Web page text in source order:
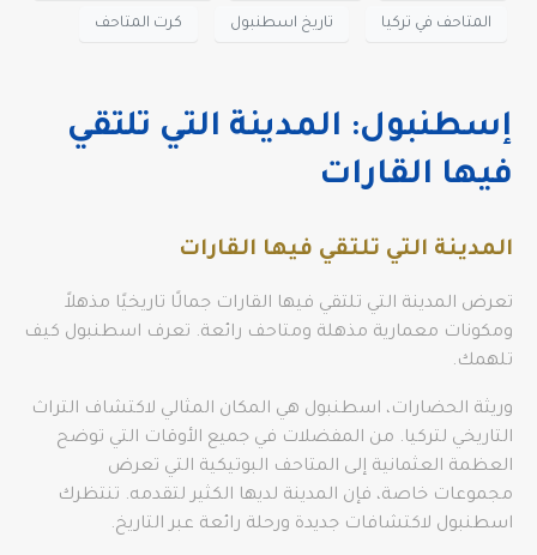
المتاحف في تركيا تاريخ اسطنبول كرت المتاحف
إسطنبول: المدينة التي تلتقي
فيها القارات
المدينة التي تلتقي فيها القارات
تعرض المدينة التي تلتقي فيها القارات جمالًا تاريخيًا مذهلاً
ومكونات معمارية مذهلة ومتاحف رائعة. تعرف اسطنبول كيف
تلهمك.
وريثة الحضارات، اسطنبول هي المكان المثالي لاكتشاف التراث
التاريخي لتركيا. من المفضلات في جميع الأوقات التي توضح
العظمة العثمانية إلى المتاحف البوتيكية التي تعرض
مجموعات خاصة، فإن المدينة لديها الكثير لتقدمه. تنتظرك
اسطنبول لاكتشافات جديدة ورحلة رائعة عبر التاريخ.